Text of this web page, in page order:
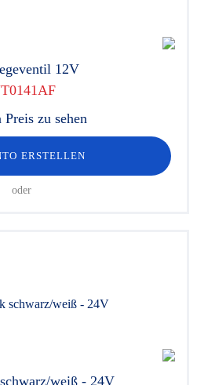
12V
Preis zu sehen
ERSTELLEN
oder
weiß - 24V